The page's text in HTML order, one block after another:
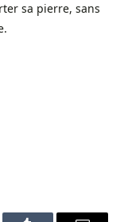
sa pierre, sans